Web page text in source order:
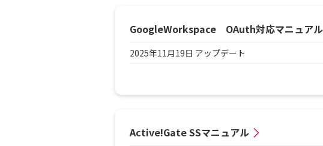
GoogleWorkspace OAuth対応マニュアル
2025年11月19日 アップデート
Active!Gate SSマニュアル